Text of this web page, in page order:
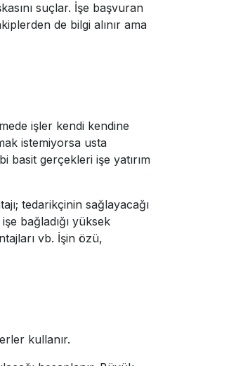
suçlar. İşe başvuran
de bilgi alınır ama
işler kendi kendine
istemiyorsa usta
basit gerçekleri işe yatırım
tedarikçinin sağlayacağı
bağladığı yüksek
vb. İşin özü,
kullanır.